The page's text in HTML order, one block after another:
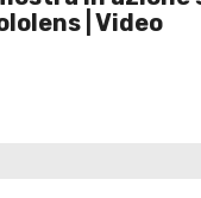
| Video